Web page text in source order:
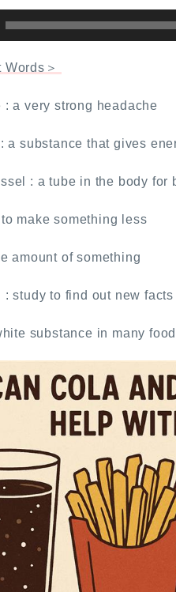
Words＞
a very strong headache
a substance that gives
: a tube in the body for
make something less
amount of something
study to find out new facts
substance in many